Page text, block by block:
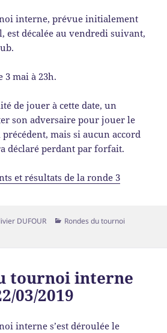
interne, prévue initialement
est décalée au vendredi suivant,
3 mai à 23h.
de jouer à cette date, un
son adversaire pour jouer le
mais si aucun accord
déclaré perdant par forfait.
et résultats de la ronde 3
DUFOUR
Rondes du tournoi
tournoi interne
03/2019
interne s’est déroulée le